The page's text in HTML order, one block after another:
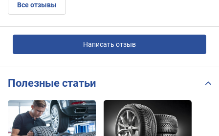
Все отзывы
Написать отзыв
Полезные статьи